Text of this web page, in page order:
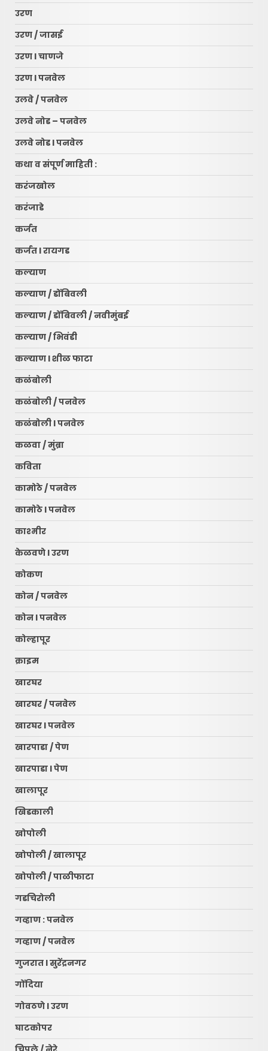
उरण
उरण / जासई
उरण l चाणजे
उरण l पनवेल
उलवे / पनवेल
उलवे नोड – पनवेल
उलवे नोड l पनवेल
कथा व संपूर्ण माहिती :
करंजखोल
करंजाडे
कर्जत
कर्जत l रायगड
कल्याण
कल्याण / डोंबिवली
कल्याण / डोंबिवली / नवीमुंबई
कल्याण / भिवंडी
कल्याण l शीळ फाटा
कळंबोली
कळंबोली / पनवेल
कळंबोली l पनवेल
कळवा / मुंब्रा
कविता
कामोठे / पनवेल
कामोठे l पनवेल
काश्मीर
केळवणे l उरण
कोकण
कोन / पनवेल
कोन l पनवेल
कोल्हापूर
क्राइम
खारघर
खारघर / पनवेल
खारघर l पनवेल
खारपाडा / पेण
खारपाडा l पेण
खालापूर
खिडकाली
खोपोली
खोपोली / खालापूर
खोपोली / पाळीफाटा
गडचिरोली
गव्हाण : पनवेल
गव्हाण / पनवेल
गुजरात l सुरेंद्रनगर
गोंदिया
गोवठणे l उरण
घाटकोपर